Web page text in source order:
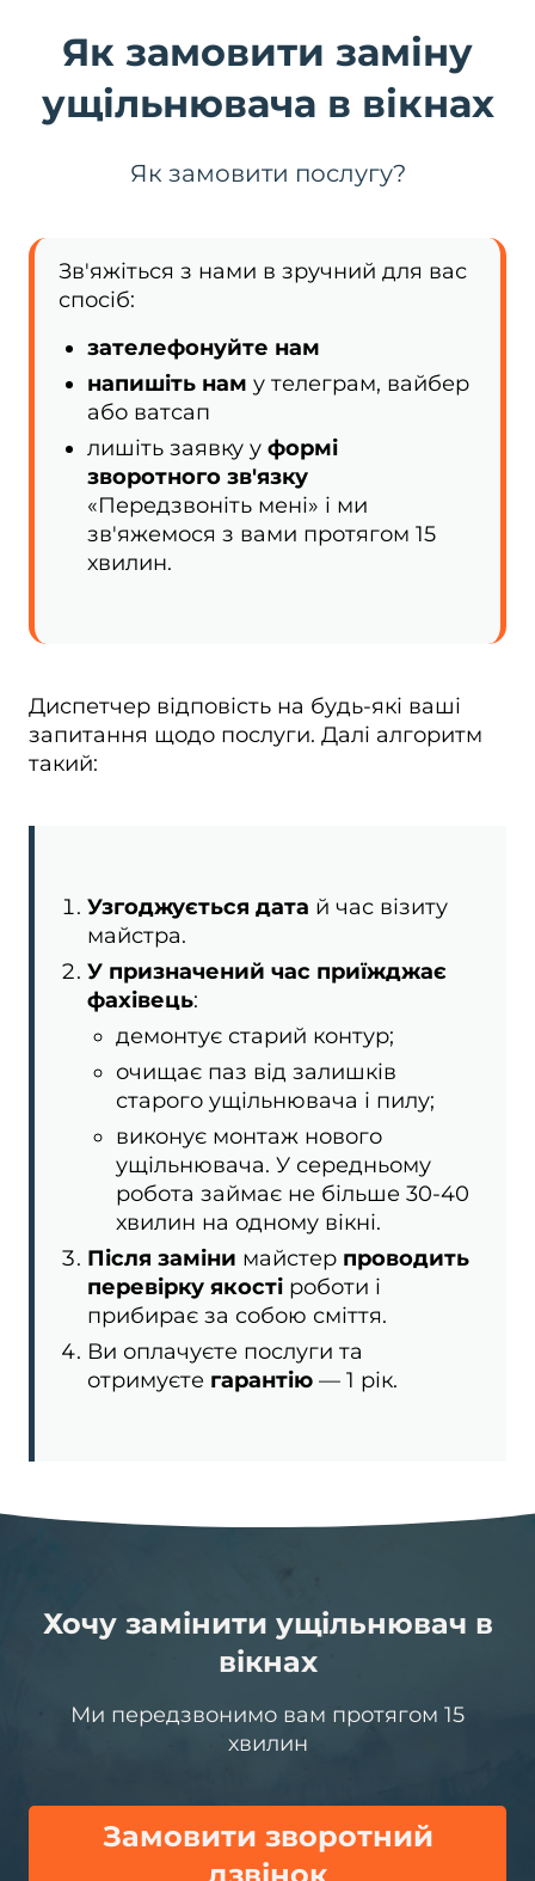
Як замовити заміну
ущільнювача в вікнах
Як замовити послугу?
Зв'яжіться з нами в зручний для вас
спосіб:
зателефонуйте нам
напишіть нам у телеграм, вайбер
або ватсап
лишіть заявку у формі
зворотного зв'язку
«Передзвоніть мені» і ми
зв'яжемося з вами протягом 15
хвилин.
Диспетчер відповість на будь-які ваші
запитання щодо послуги. Далі алгоритм
такий:
Узгоджується дата й час візиту
майстра.
У призначений час приїжджає
фахівець:
демонтує старий контур;
очищає паз від залишків
старого ущільнювача і пилу;
виконує монтаж нового
ущільнювача. У середньому
робота займає не більше 30-40
хвилин на одному вікні.
Після заміни майстер проводить
перевірку якості роботи і
прибирає за собою сміття.
Ви оплачуєте послуги та
отримуєте гарантію — 1 рік.
Хочу замінити ущільнювач в
вікнах
Ми передзвонимо вам протягом 15
хвилин
Замовити зворотний